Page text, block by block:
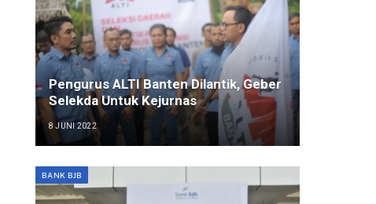
Pengurus ALTI Banten Dilantik, Geber
Selekda Untuk Kejurnas
8 JUNI 2022
BANK BJB